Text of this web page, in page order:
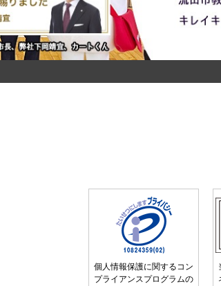
個人情報保護に関するコン
プライアンスプログラムの